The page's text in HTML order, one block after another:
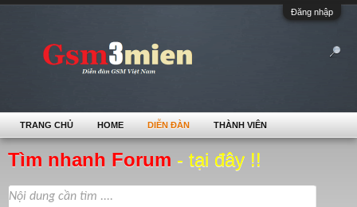
Đăng nhập
Tìm nhanh Forum - tại đây !!
TRANG CHỦ HOME DIỄN ĐÀN THÀNH VIÊN